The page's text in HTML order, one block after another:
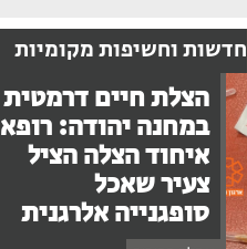
חדשות וחשיפות מקומיות
הצלת חיים דרמטית
במחנה יהודה: רופא
איחוד הצלה הציל
צעיר שאכל
סופגנייה אלרגנית